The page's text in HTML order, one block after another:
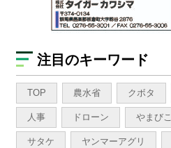
注目のキーワード
TOP 農水省 クボタ
人事 ドローン やまびこ
サタケ ヤンマーアグリ